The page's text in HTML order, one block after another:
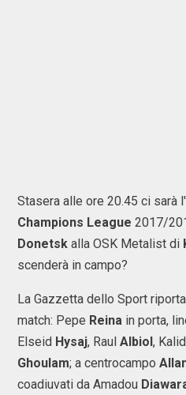
Stasera alle ore 20.45 ci sarà
Champions League 2017/
Donetsk alla OSK Metalist di
scenderà in campo?
La Gazzetta dello Sport
match: Pepe Reina in porta,
Elseid Hysaj, Raul Albiol,
Ghoulam; a centrocampo
coadiuvati da Amadou